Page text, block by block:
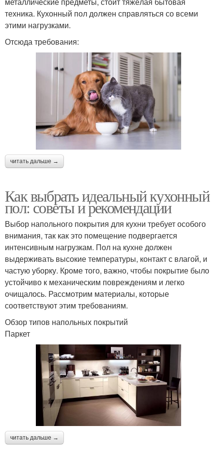
техника. Кухонный пол должен справляться со всеми
этими нагрузками.
Отсюда требования:
читать дальше →
Как выбрать идеальный кухонный
пол: советы и рекомендации
Выбор напольного покрытия для кухни требует особого
внимания, так как это помещение подвергается
интенсивным нагрузкам. Пол на кухне должен
выдерживать высокие температуры, контакт с влагой, и
частую уборку. Кроме того, важно, чтобы покрытие было
устойчиво к механическим повреждениям и легко
очищалось. Рассмотрим материалы, которые
соответствуют этим требованиям.
Обзор типов напольных покрытий
Паркет
читать дальше →